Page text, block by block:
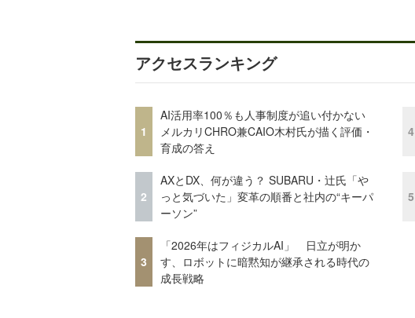
アクセスランキング
1
AI活用率100％も人事制度が追い付かない
メルカリCHRO兼CAIO木村氏が描く評価・
育成の答え
2
AXとDX、何が違う？ SUBARU・辻氏「や
っと気づいた」変革の順番と社内の“キーパ
ーソン”
3
「2026年はフィジカルAI」 日立が明か
す、ロボットに暗黙知が継承される時代の
成長戦略
4
5